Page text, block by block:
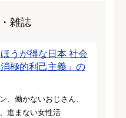
雑誌
うが得な日本 社会
極的利己主義」の
、働かないおじさん、
進まない女性活